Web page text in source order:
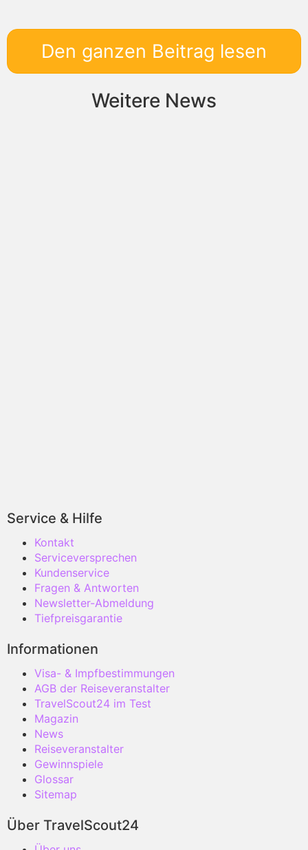
Den ganzen Beitrag lesen
Weitere News
Service & Hilfe
Kontakt
Serviceversprechen
Kundenservice
Fragen & Antworten
Newsletter-Abmeldung
Tiefpreisgarantie
Informationen
Visa- & Impfbestimmungen
AGB der Reiseveranstalter
TravelScout24 im Test
Magazin
News
Reiseveranstalter
Gewinnspiele
Glossar
Sitemap
Über TravelScout24